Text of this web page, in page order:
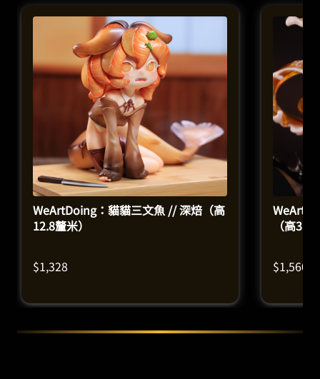
WeArtDoing：貓貓三文魚 // 深焙（高
12.8釐米）
$1,328
（高
$1,560